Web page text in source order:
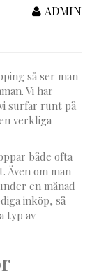
ADMIN
så ser man
Vi har
surfar runt på
verkliga
både ofta
Även om man
en månad
inköp, så
typ av